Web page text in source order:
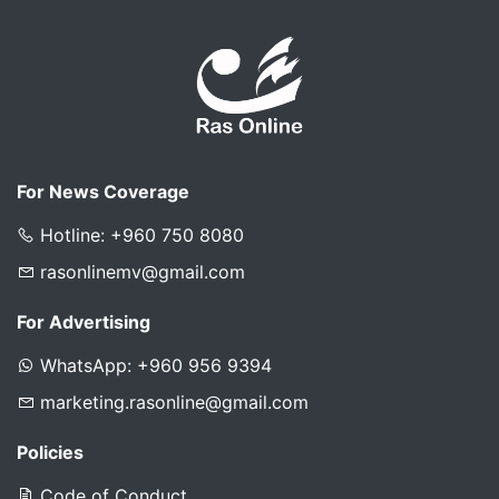
For News Coverage
Hotline: +960 750 8080
rasonlinemv@gmail.com
For Advertising
WhatsApp: +960 956 9394
marketing.rasonline@gmail.com
Policies